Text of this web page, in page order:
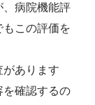
、病院機能評
この評価を
あります
を確認するの